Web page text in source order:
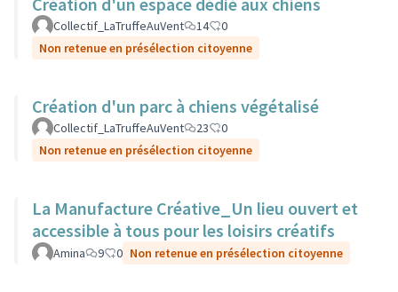
Collectif_LaTruffeAuVent 14
0
Non retenue en présélection citoyenne
Création d'un parc à chiens végétalisé
Collectif_LaTruffeAuVent 23
0
Non retenue en présélection citoyenne
La Manufacture Créative_Un lieu ouvert et
accessible à tous pour les loisirs créatifs
Amina 9 0 Non retenue en présélection citoyenne